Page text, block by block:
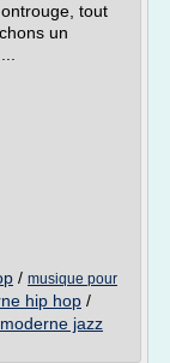
tout
un
/ musique pour
hip hop /
jazz